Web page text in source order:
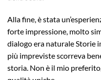
Alla fine, è stata
forte impressione, molto
dialogo era naturale Storie
più impreviste scorreva
storia. Non è il mio